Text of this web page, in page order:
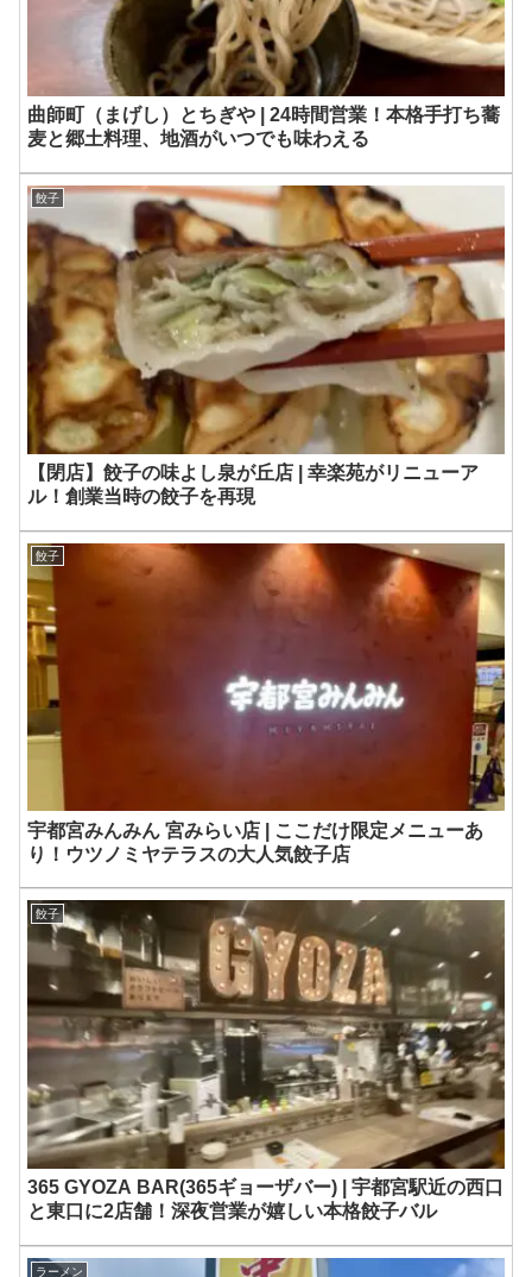
曲師町（まげし）とちぎや | 24時間営業！本格手打ち蕎
麦と郷土料理、地酒がいつでも味わえる
餃子
【閉店】餃子の味よし泉が丘店 | 幸楽苑がリニューア
ル！創業当時の餃子を再現
餃子
宇都宮みんみん 宮みらい店 | ここだけ限定メニューあ
り！ウツノミヤテラスの大人気餃子店
餃子
365 GYOZA BAR(365ギョーザバー) | 宇都宮駅近の西口
と東口に2店舗！深夜営業が嬉しい本格餃子バル
ラーメン